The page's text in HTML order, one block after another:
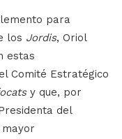
para
los Jordis, Oriol
estas
Comité Estratégico
y que, por
del